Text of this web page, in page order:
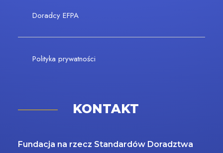
Doradcy EFPA
Polityka prywatności
KONTAKT
Fundacja na rzecz Standardów Doradztwa